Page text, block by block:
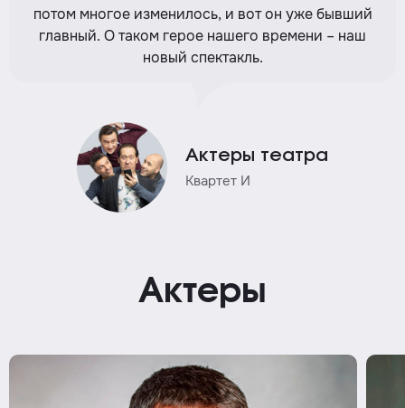
Актеры театра
Квартет И
потом многое изменилось, и вот он уже бывший
главный. О таком герое нашего времени – наш
новый спектакль.
Актеры